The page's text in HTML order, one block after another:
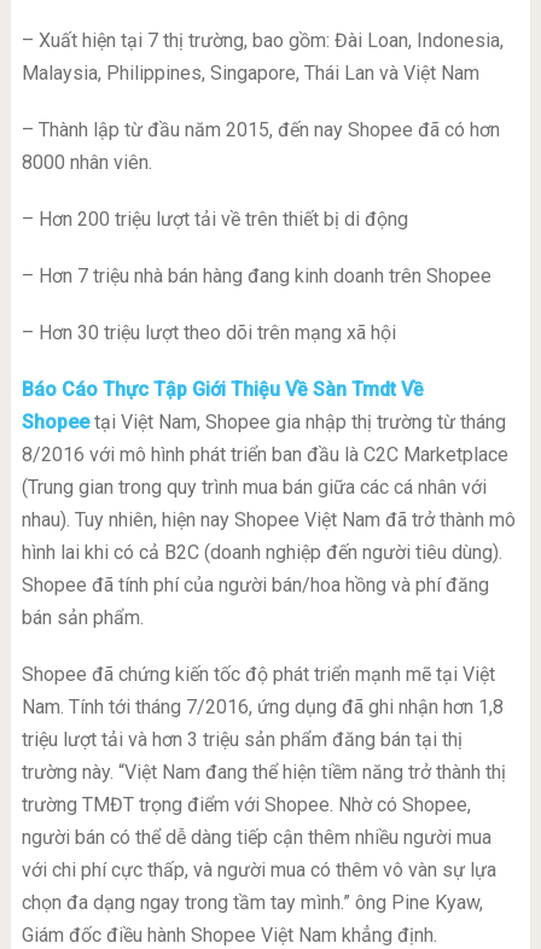
– Xuất hiện tại 7 thị trường, bao gồm: Đài Loan, Indonesia,
Malaysia, Philippines, Singapore, Thái Lan và Việt Nam
– Thành lập từ đầu năm 2015, đến nay Shopee đã có hơn
8000 nhân viên.
– Hơn 200 triệu lượt tải về trên thiết bị di động
– Hơn 7 triệu nhà bán hàng đang kinh doanh trên Shopee
– Hơn 30 triệu lượt theo dõi trên mạng xã hội
Báo Cáo Thực Tập Giới Thiệu Về Sàn Tmdt Về
Shopeetại Việt Nam, Shopee gia nhập thị trường từ tháng
8/2016 với mô hình phát triển ban đầu là C2C Marketplace
(Trung gian trong quy trình mua bán giữa các cá nhân với
nhau). Tuy nhiên, hiện nay Shopee Việt Nam đã trở thành mô
hình lai khi có cả B2C (doanh nghiệp đến người tiêu dùng).
Shopee đã tính phí của người bán/hoa hồng và phí đăng
bán sản phẩm.
Shopee đã chứng kiến tốc độ phát triển mạnh mẽ tại Việt
Nam. Tính tới tháng 7/2016, ứng dụng đã ghi nhận hơn 1,8
triệu lượt tải và hơn 3 triệu sản phẩm đăng bán tại thị
trường này. “Việt Nam đang thể hiện tiềm năng trở thành thị
trường TMĐT trọng điểm với Shopee. Nhờ có Shopee,
người bán có thể dễ dàng tiếp cận thêm nhiều người mua
với chi phí cực thấp, và người mua có thêm vô vàn sự lựa
chọn đa dạng ngay trong tầm tay mình.” ông Pine Kyaw,
Giám đốc điều hành Shopee Việt Nam khẳng định.